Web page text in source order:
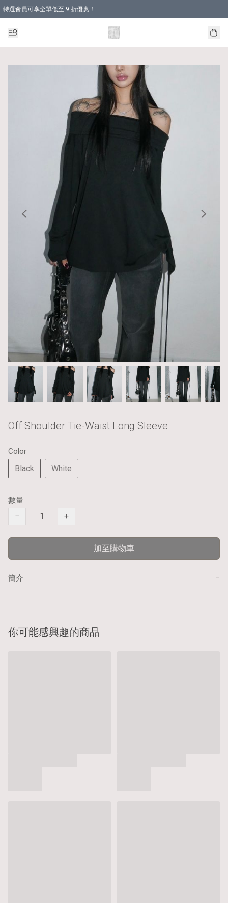
特選會員可享全單低至 9 折優惠！
Off Shoulder Tie-Waist Long Sleeve
Color
Black White
數量
− +
加至購物車
簡介 −
你可能感興趣的商品